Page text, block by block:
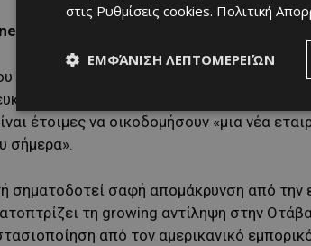
στην πλατφόρμα X, ο Mark Carney τόνισε
και ευημερία και στις δύο
έτοιμες να οικοδομήσουν «μια νέα
σήμερα».
σηματοδοτεί σαφή απομάκρυνση από
τη growing αντίληψη στην
από τον αμερικανικό
στις Ρυθμίσεις cookies. Πολιτική
ΕΜΦΆΝΙΣΗ ΛΕΠΤΟΜΕΡΕΙΏΝ